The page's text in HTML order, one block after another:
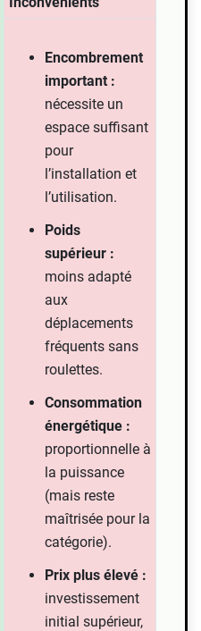
Encombrement
important :
nécessite un
espace suffisant
pour
l’installation et
l’utilisation.
Poids
supérieur :
moins adapté
aux
déplacements
fréquents sans
roulettes.
Consommation
énergétique :
proportionnelle à
la puissance
(mais reste
maîtrisée pour la
catégorie).
Prix plus élevé :
investissement
initial supérieur,